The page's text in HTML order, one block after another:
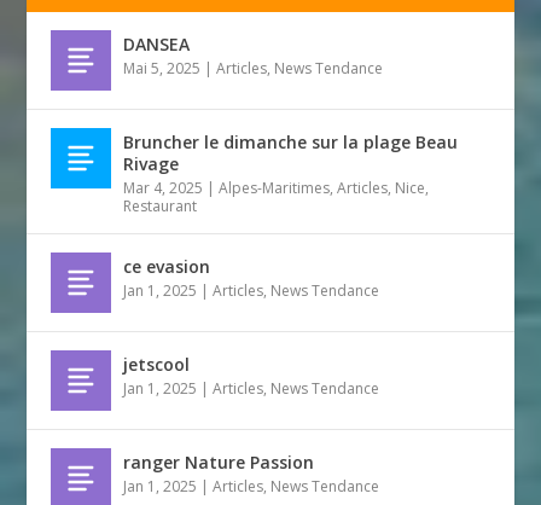
DANSEA
Mai 5, 2025 |Articles, News Tendance
Bruncher le dimanche sur la plage Beau
Rivage
Mar 4, 2025 |Alpes-Maritimes,Articles, Nice,
Restaurant
ce evasion
Jan 1, 2025 |Articles, News Tendance
jetscool
Jan 1, 2025 |Articles, News Tendance
ranger Nature Passion
Jan 1, 2025 |Articles, News Tendance